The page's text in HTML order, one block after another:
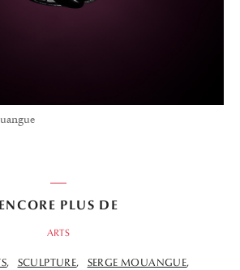
ENCORE PLUS DE
ARTS
SCULPTURE
SERGE MOUANGUE